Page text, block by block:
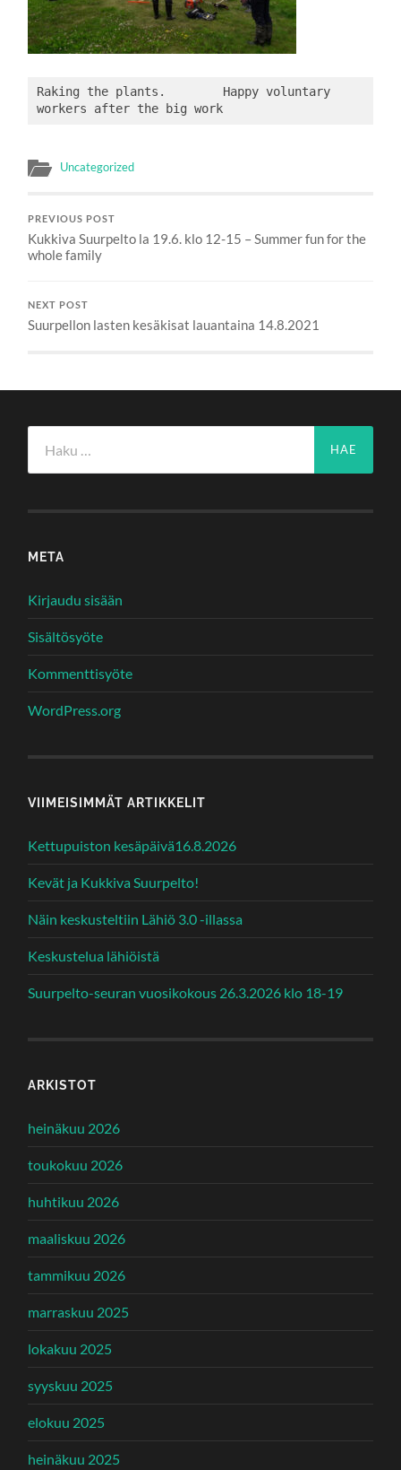
Raking the plants.        Happy voluntary
workers after the big work
Uncategorized
PREVIOUS POST
Kukkiva Suurpelto la 19.6. klo 12-15 – Summer fun for the
whole family
NEXT POST
Suurpellon lasten kesäkisat lauantaina 14.8.2021
META
Kirjaudu sisään
Sisältösyöte
Kommenttisyöte
WordPress.org
VIIMEISIMMÄT ARTIKKELIT
Kettupuiston kesäpäivä16.8.2026
Kevät ja Kukkiva Suurpelto!
Näin keskusteltiin Lähiö 3.0 -illassa
Keskustelua lähiöistä
Suurpelto-seuran vuosikokous 26.3.2026 klo 18-19
ARKISTOT
heinäkuu 2026
toukokuu 2026
huhtikuu 2026
maaliskuu 2026
tammikuu 2026
marraskuu 2025
lokakuu 2025
syyskuu 2025
elokuu 2025
heinäkuu 2025